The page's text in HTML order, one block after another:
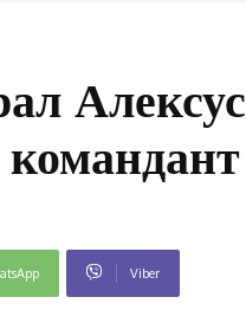
Алексус
Viber